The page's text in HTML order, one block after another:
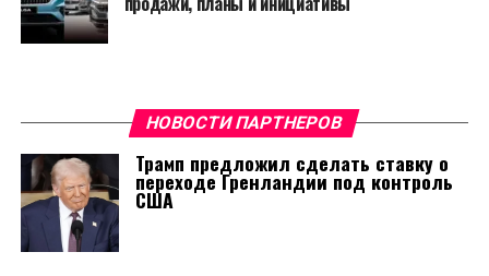
НОВОСТИ ПАРТНЕРОВ
Трамп предложил сделать ставку о
переходе Гренландии под контроль
США